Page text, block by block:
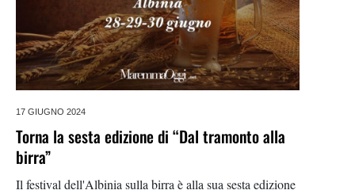
17 GIUGNO 2024
Torna la sesta edizione di “Dal tramonto alla
birra”
Il festival dell'Albinia sulla birra è alla sua sesta edizione